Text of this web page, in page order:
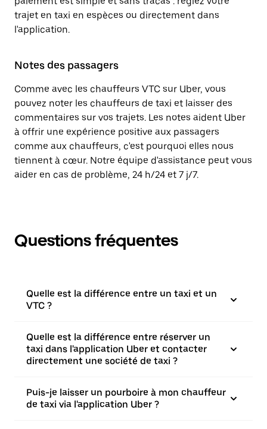
trajet en taxi en espèces ou directement dans
l'application.
Notes des passagers
Comme avec les chauffeurs VTC sur Uber, vous
pouvez noter les chauffeurs de taxi et laisser des
commentaires sur vos trajets. Les notes aident Uber
à offrir une expérience positive aux passagers
comme aux chauffeurs, c'est pourquoi elles nous
tiennent à cœur. Notre équipe d'assistance peut vous
aider en cas de problème, 24 h/24 et 7 j/7.
Questions fréquentes
Quelle est la différence entre un taxi et un
VTC ?
Quelle est la différence entre réserver un
taxi dans l'application Uber et contacter
directement une société de taxi ?
Puis-je laisser un pourboire à mon chauffeur
de taxi via l'application Uber ?